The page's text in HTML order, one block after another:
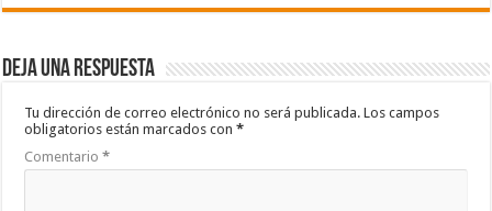
Deja una respuesta
Tu dirección de correo electrónico no será publicada. Los campos
obligatorios están marcados con*
Comentario*